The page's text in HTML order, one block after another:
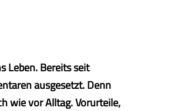
Leben. Bereits seit
ausgesetzt. Denn
wie vor Alltag. Vorurteile,